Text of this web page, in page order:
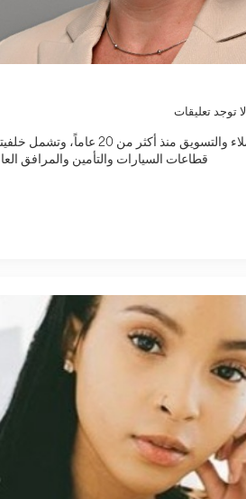
لا توجد تعليقات
تعمل جينيفر في مجال تجربة العملاء
قطاعات السيارات والتأمين والمرافق